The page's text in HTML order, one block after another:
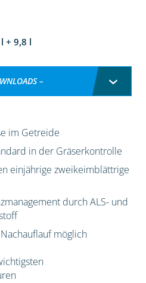
+ 9,8 l
–
im Getreide
in der Gräserkontrolle
einjährige zweikeimblättrige
durch ALS- und
möglich